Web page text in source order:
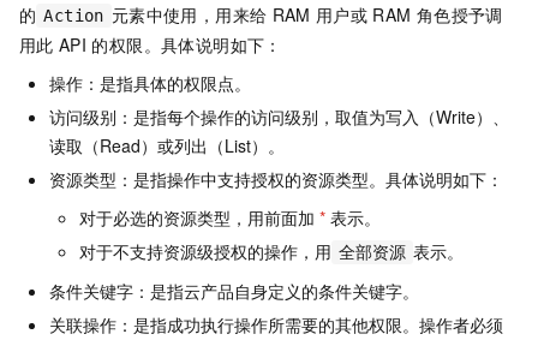
的 Action 元素中使用，用来给 RAM 用户或 RAM 角色授予调
用此 API 的权限。具体说明如下：
操作：是指具体的权限点。
访问级别：是指每个操作的访问级别，取值为写入（Write）、
读取（Read）或列出（List）。
资源类型：是指操作中支持授权的资源类型。具体说明如下：
对于必选的资源类型，用前面加 * 表示。
对于不支持资源级授权的操作，用 全部资源 表示。
条件关键字：是指云产品自身定义的条件关键字。
关联操作：是指成功执行操作所需要的其他权限。操作者必须